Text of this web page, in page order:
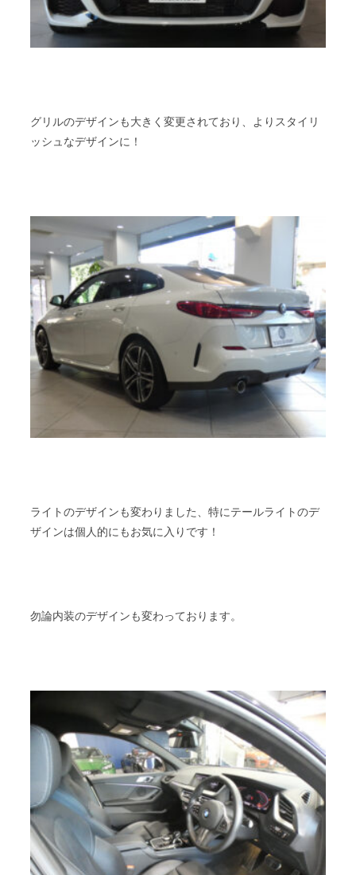
グリルのデザインも大きく変更されており、よりスタイリ
ッシュなデザインに！
ライトのデザインも変わりました、特にテールライトのデ
ザインは個人的にもお気に入りです！
勿論内装のデザインも変わっております。